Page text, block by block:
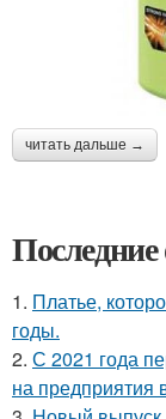
читать дальше →
Последние
1. Платье,
годы.
2. С 2021 года
на предприятия